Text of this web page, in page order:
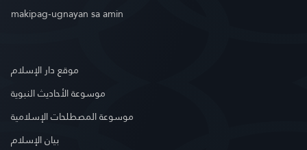
makipag-ugnayan sa amin
موقع دار الإسلام
موسوعة الأحاديث النبوية
موسوعة المصطلحات الإسلامية
بيان الإسلام